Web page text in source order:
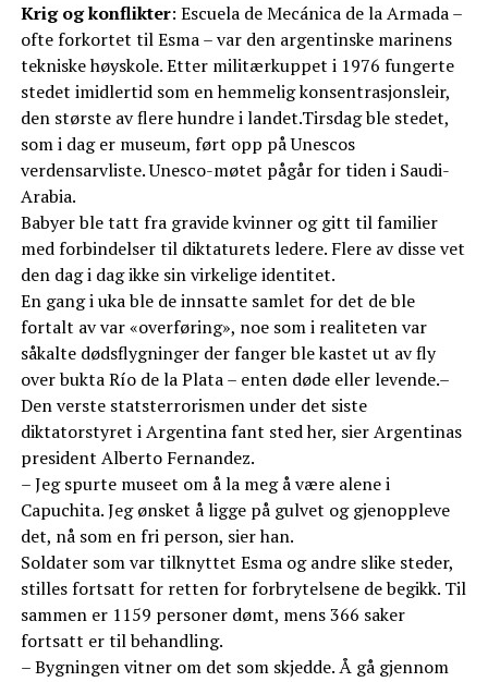
Krig og konflikter: Escuela de Mecánica de la Armada –
ofte forkortet til Esma – var den argentinske marinens
tekniske høyskole. Etter militærkuppet i 1976 fungerte
stedet imidlertid som en hemmelig konsentrasjonsleir,
den største av flere hundre i landet.Tirsdag ble stedet,
som i dag er museum, ført opp på Unescos
verdensarvliste. Unesco-møtet pågår for tiden i Saudi-
Arabia.
Babyer ble tatt fra gravide kvinner og gitt til familier
med forbindelser til diktaturets ledere. Flere av disse vet
den dag i dag ikke sin virkelige identitet.
En gang i uka ble de innsatte samlet for det de ble
fortalt av var «overføring», noe som i realiteten var
såkalte dødsflygninger der fanger ble kastet ut av fly
over bukta Río de la Plata – enten døde eller levende.–
Den verste statsterrorismen under det siste
diktatorstyret i Argentina fant sted her, sier Argentinas
president Alberto Fernandez.
– Jeg spurte museet om å la meg å være alene i
Capuchita. Jeg ønsket å ligge på gulvet og gjenoppleve
det, nå som en fri person, sier han.
Soldater som var tilknyttet Esma og andre slike steder,
stilles fortsatt for retten for forbrytelsene de begikk. Til
sammen er 1159 personer dømt, mens 366 saker
fortsatt er til behandling.
– Bygningen vitner om det som skjedde. Å gå gjennom